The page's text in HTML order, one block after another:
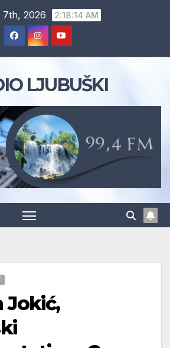
7th, 2026 2:18:14 AM
LJUBUŠKI
Jokić,